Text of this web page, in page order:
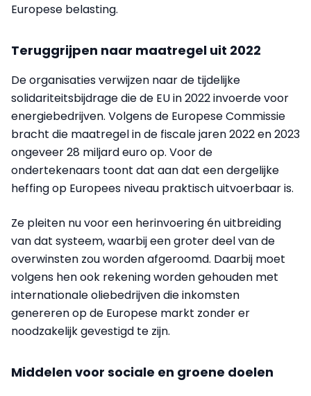
Europese belasting.
Teruggrijpen naar maatregel uit 2022
De organisaties verwijzen naar de tijdelijke
solidariteitsbijdrage die de EU in 2022 invoerde voor
energiebedrijven. Volgens de Europese Commissie
bracht die maatregel in de fiscale jaren 2022 en 2023
ongeveer 28 miljard euro op. Voor de
ondertekenaars toont dat aan dat een dergelijke
heffing op Europees niveau praktisch uitvoerbaar is.
Ze pleiten nu voor een herinvoering én uitbreiding
van dat systeem, waarbij een groter deel van de
overwinsten zou worden afgeroomd. Daarbij moet
volgens hen ook rekening worden gehouden met
internationale oliebedrijven die inkomsten
genereren op de Europese markt zonder er
noodzakelijk gevestigd te zijn.
Middelen voor sociale en groene doelen